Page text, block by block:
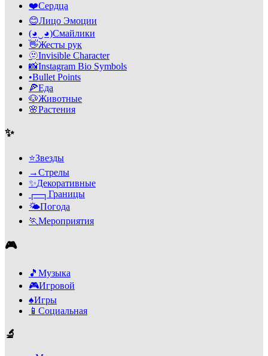
❤️Сердца
😊Лицо Эмоции
(◕‿◕)Смайлики
👋Жесты рук
🫥Invisible Character
📸Instagram Bio Symbols
•Bullet Points
🍕Еда
🐶Животные
🌸Растения
✨
⭐Звезды
→Стрелы
✨Декоративные
┌─┐ Границы
🌤️Погода
🏃Мероприятия
🎮
🎵 Музыка
🎮Игровой
♠️Игры
📱 Социальная
🔬